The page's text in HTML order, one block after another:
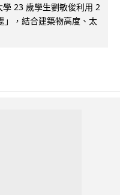
學 23 歲學生劉敏俊利用 2
」，結合建築物高度、太